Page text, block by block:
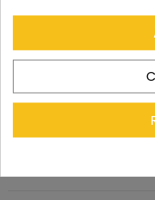
Últimos artículos en
ZAPATA (PÚRPURA
79,90 €
LOWEPRO PRO
PEAK DESIGN CAMERA
79,90 €